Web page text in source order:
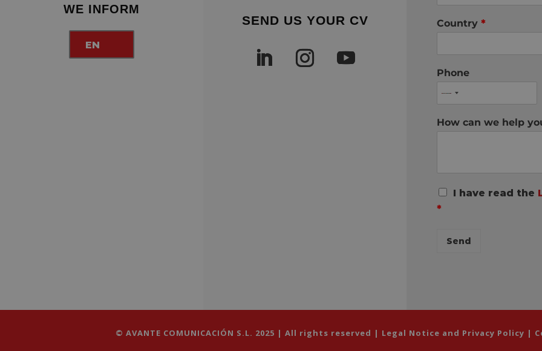
WE INFORM
EN
SEND US YOUR CV Country *
Phone
How can we help
R
G
t
I have read the
*
Send
© AVANTE COMUNICACIÓN S.L. 2025 | All rights reserved | Legal Notice and Privacy Policy |